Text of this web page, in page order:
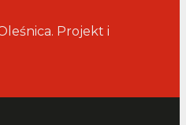
Projekt i